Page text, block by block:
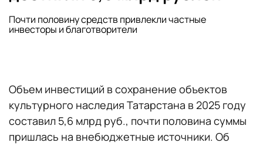
Почти половину средств привлекли частные
инвесторы и благотворители
Объем инвестиций в сохранение объектов
культурного наследия Татарстана в 2025 году
составил 5,6 млрд руб., почти половина суммы
пришлась на внебюджетные источники. Об